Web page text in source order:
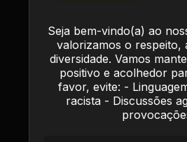
Seja bem-vindo(a) ao
valorizamos o respeito,
diversidade. Vamos
positivo e acolhedor
favor, evite: -
racista - Discussões